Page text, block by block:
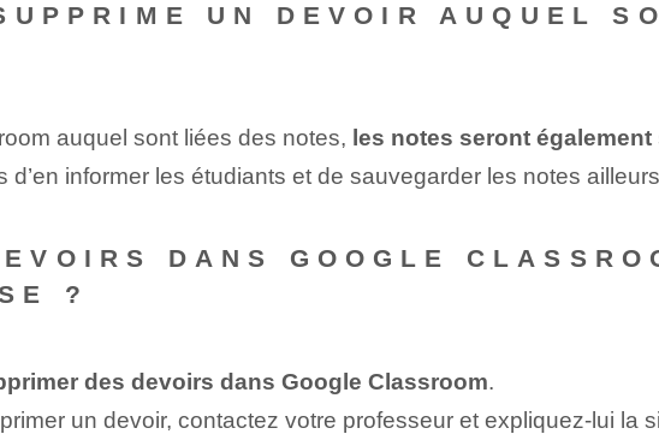
UN DEVOIR AUQUEL
auquel sont liées des notes, les notes seront
informer les étudiants et de sauvegarder les notes
DANS GOOGLE
?
des devoirs dans Google Classroom.
un devoir, contactez votre professeur et expliquez-lui la